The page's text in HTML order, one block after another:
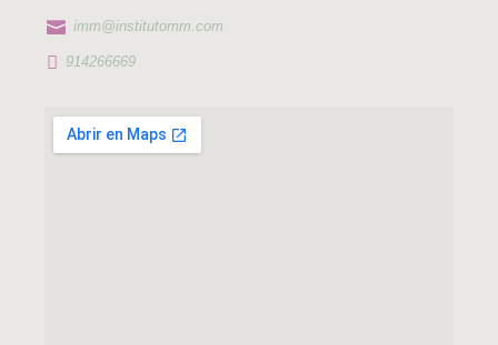
 imm@institutomm.com
 914266669